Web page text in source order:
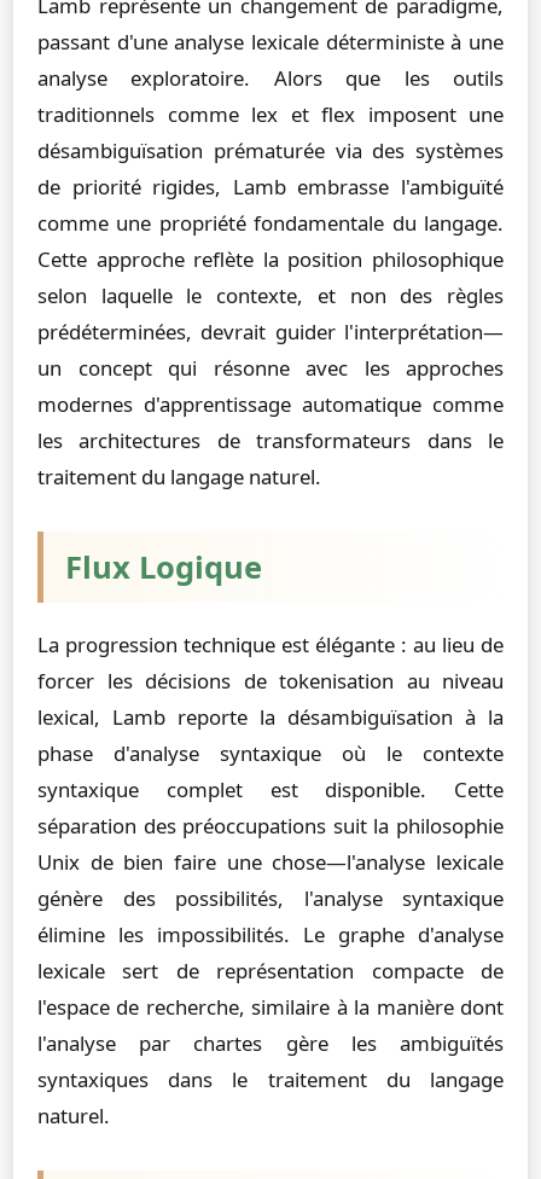
passant d'une analyse lexicale déterministe à une
analyse exploratoire. Alors que les outils
traditionnels comme lex et flex imposent une
désambiguïsation prématurée via des systèmes
de priorité rigides, Lamb embrasse l'ambiguïté
comme une propriété fondamentale du langage.
Cette approche reflète la position philosophique
selon laquelle le contexte, et non des règles
prédéterminées, devrait guider l'interprétation—
un concept qui résonne avec les approches
modernes d'apprentissage automatique comme
les architectures de transformateurs dans le
traitement du langage naturel.
Flux Logique
La progression technique est élégante : au lieu de
forcer les décisions de tokenisation au niveau
lexical, Lamb reporte la désambiguïsation à la
phase d'analyse syntaxique où le contexte
syntaxique complet est disponible. Cette
séparation des préoccupations suit la philosophie
Unix de bien faire une chose—l'analyse lexicale
génère des possibilités, l'analyse syntaxique
élimine les impossibilités. Le graphe d'analyse
lexicale sert de représentation compacte de
l'espace de recherche, similaire à la manière dont
l'analyse par chartes gère les ambiguïtés
syntaxiques dans le traitement du langage
naturel.